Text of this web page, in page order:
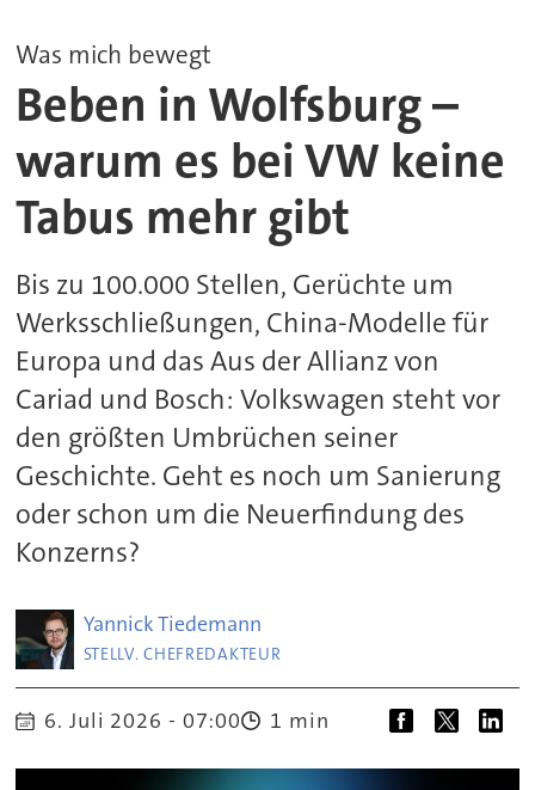
Was mich bewegt
Beben in Wolfsburg –
warum es bei VW keine
Tabus mehr gibt
Bis zu 100.000 Stellen, Gerüchte um
Werksschließungen, China-Modelle für
Europa und das Aus der Allianz von
Cariad und Bosch: Volkswagen steht vor
den größten Umbrüchen seiner
Geschichte. Geht es noch um Sanierung
oder schon um die Neuerfindung des
Konzerns?
YannickTiedemann
STELLV. CHEFREDAKTEUR
6. Juli 2026 - 07:00 1 min